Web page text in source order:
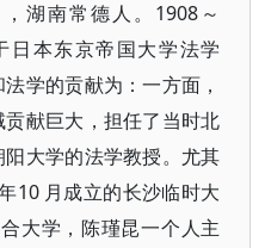
湖南常德人。1908～
日本东京帝国大学法学
学的贡献为：一方面，
献巨大，担任了当时北
大学的法学教授。尤其
10 月成立的长沙临时大
大学，陈瑾昆一个人主